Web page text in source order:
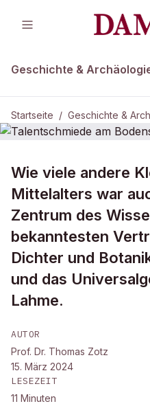
Geschichte &
Startseite / Geschichte &
DAMALS Plus GESCHICHTE
Talentschmiede
Wie viele andere
Mittelalters war
Zentrum des
bekanntesten
Dichter und
und das
Lahme.
AUTOR
Prof. Dr. Thomas Zotz
15. März 2024
LESEZEIT
11 Minuten